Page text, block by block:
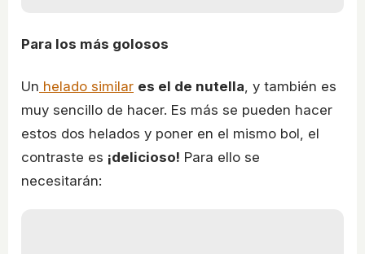
Para los más golosos
Un helado similar es el de nutella , y también es
muy sencillo de hacer. Es más se pueden hacer
estos dos helados y poner en el mismo bol, el
contraste es ¡delicioso! Para ello se
necesitarán: